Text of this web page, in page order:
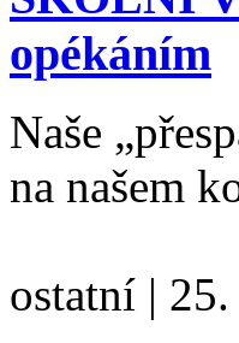
opékáním
Naše
na našem
ostatní |